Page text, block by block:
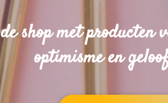
shop met producten
optimisme en